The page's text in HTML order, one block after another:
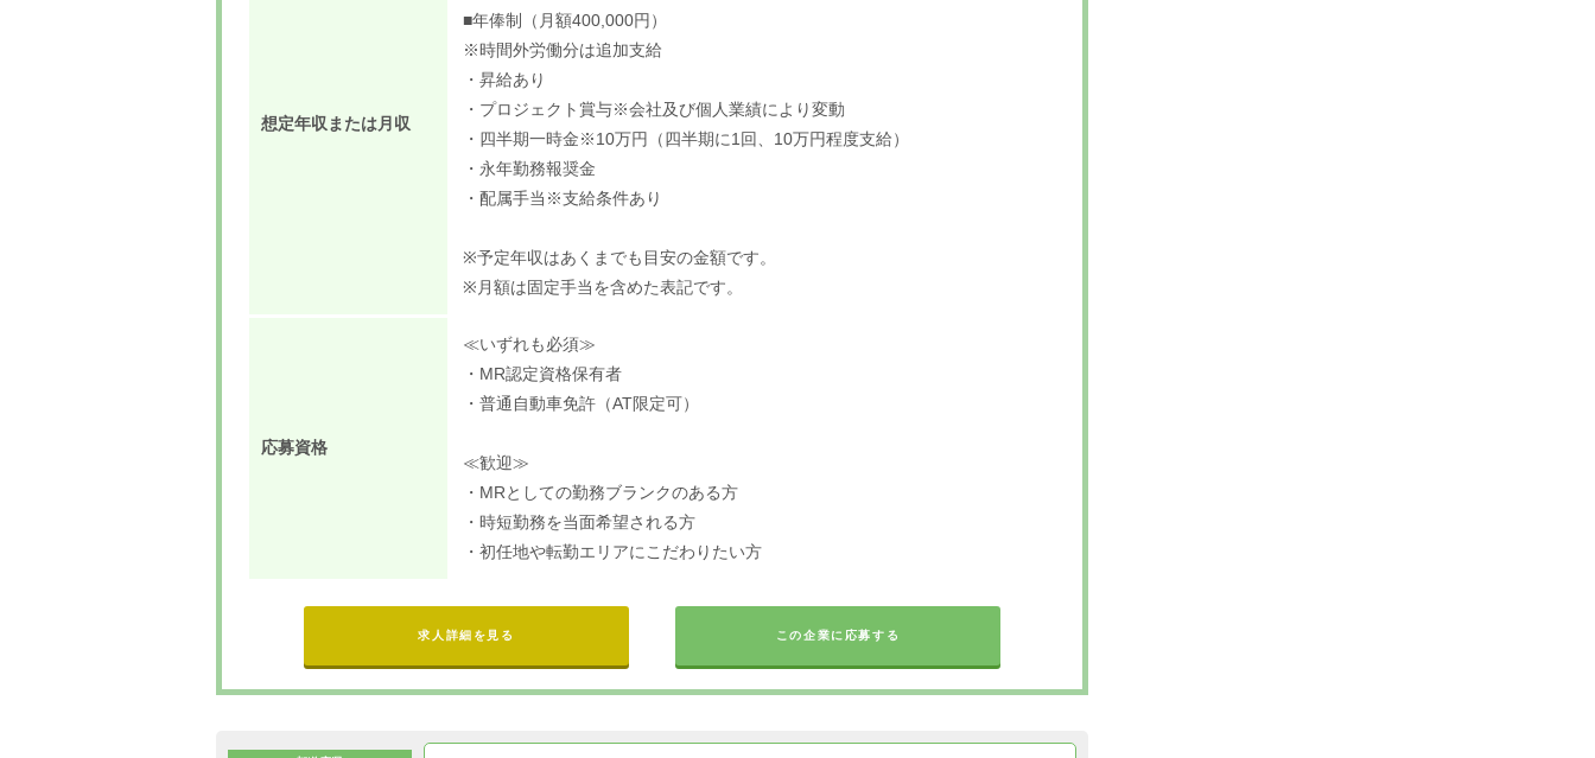
想定年収または月収
■年俸制（月額400,000円）
※時間外労働分は追加支給
・昇給あり
・プロジェクト賞与※会社及び個人業績により変動
・四半期一時金※10万円（四半期に1回、10万円程度支給）
・永年勤務報奨金
・配属手当※支給条件あり
※予定年収はあくまでも目安の金額です。
※月額は固定手当を含めた表記です。
応募資格
≪いずれも必須≫
・MR認定資格保有者
・普通自動車免許（AT限定可）
≪歓迎≫
・MRとしての勤務ブランクのある方
・時短勤務を当面希望される方
・初任地や転勤エリアにこだわりたい方
求人詳細を見る この企業に応募する